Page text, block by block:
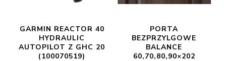
GARMIN REACTOR 40
HYDRAULIC
AUTOPILOT Z GHC 20
(100070519)
PORTA
BEZPRZYLGOWE
BALANCE
60,70,80,90×202